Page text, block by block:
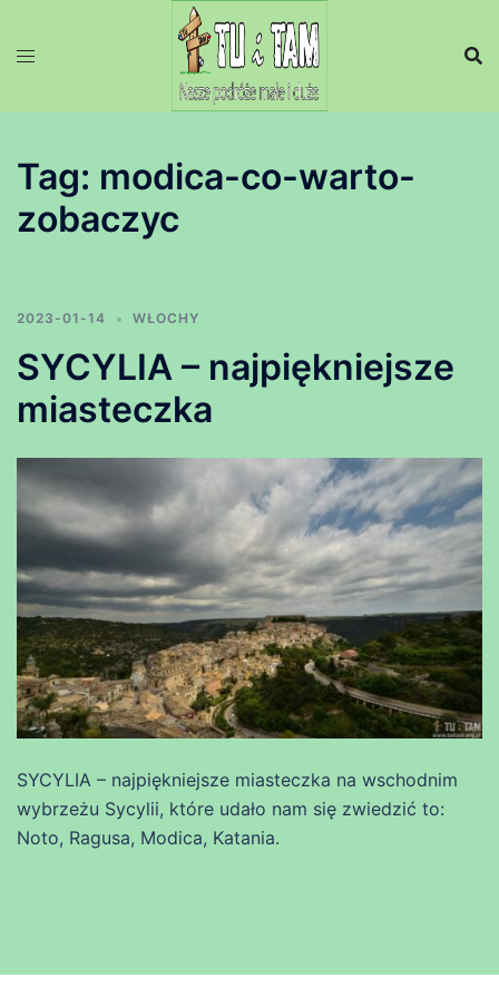
Tag: modica-co-warto-
zobaczyc
2023-01-14 WŁOCHY
SYCYLIA – najpiękniejsze
miasteczka
SYCYLIA – najpiękniejsze miasteczka na wschodnim
wybrzeżu Sycylii, które udało nam się zwiedzić to:
Noto, Ragusa, Modica, Katania.